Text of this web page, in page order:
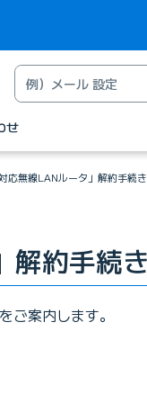
せ
応無線LANルータ」解約手続き
解約手続
案内します。